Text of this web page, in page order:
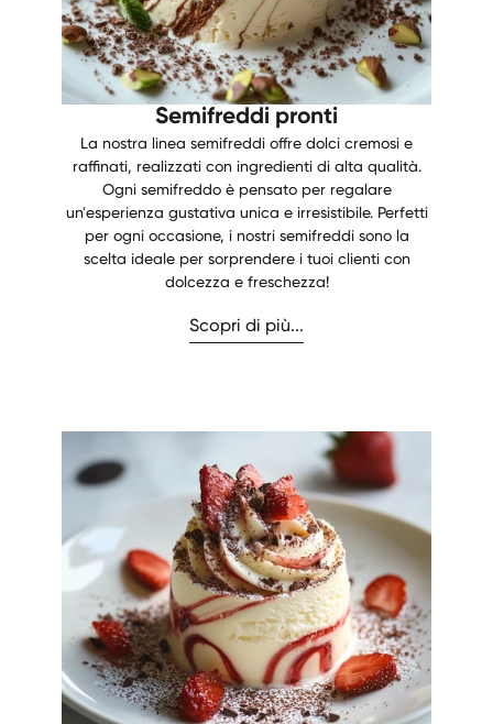
Semifreddi pronti
La nostra linea semifreddi offre dolci cremosi e
raffinati, realizzati con ingredienti di alta qualità.
Ogni semifreddo è pensato per regalare
un'esperienza gustativa unica e irresistibile. Perfetti
per ogni occasione, i nostri semifreddi sono la
scelta ideale per sorprendere i tuoi clienti con
dolcezza e freschezza!
Scopri di più...